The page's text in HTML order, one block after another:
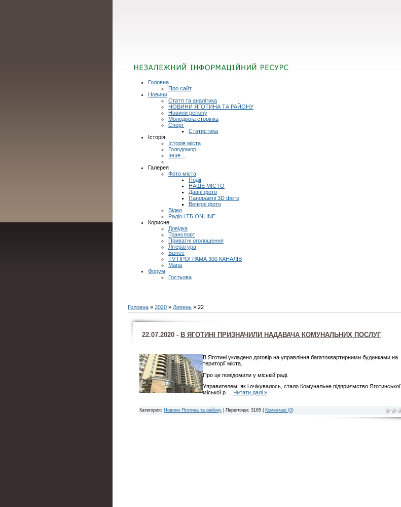
Головна
Про сайт
Новини
Статті та аналітика
НОВИНИ ЯГОТИНА ТА РАЙОНУ
Новини регіону
Молодіжна сторінка
Спорт
Статистика
Історія
Історія міста
Голодомор
Інше...
Галерея
Фото міста
Події
НАШЕ МІСТО
Давні фото
Панорамні 3D фото
Вечірні фото
Відео
Радіо і ТБ ONLINE
Корисне
Довідка
Транспорт
Приватні оголошення
Література
Бізнес
TV ПРОГРАМА 300 КАНАЛІВ
Мапа
Форум
Гостьова
Головна » 2020 » Липень » 22
22.07.2020 - В ЯГОТИНІ ПРИЗНАЧИЛИ НАДАВАЧА КОМУНАЛЬНИХ ПОСЛУГ
В Яготині укладено договір на управління багатоквартирними будинками на
території міста.
Про це повідомили у міській раді.
Управителем, як і очікувалось, стало Комунальне підприємство Яготинської
міської р
Читати далі »
Категория: Новини Яготина та району | Перегляди: 3165 | Коментарі (0)